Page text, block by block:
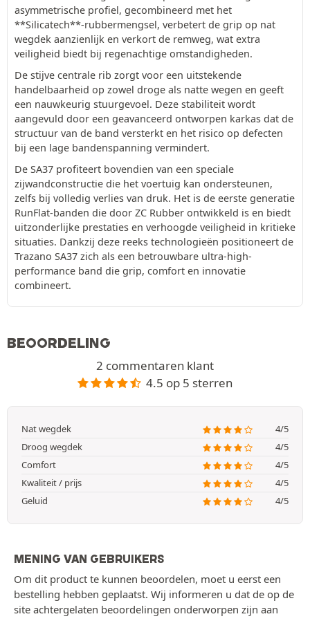
asymmetrische profiel, gecombineerd met het
**Silicatech**-rubbermengsel, verbetert de grip op nat
wegdek aanzienlijk en verkort de remweg, wat extra
veiligheid biedt bij regenachtige omstandigheden.
De stijve centrale rib zorgt voor een uitstekende
handelbaarheid op zowel droge als natte wegen en geeft
een nauwkeurig stuurgevoel. Deze stabiliteit wordt
aangevuld door een geavanceerd ontworpen karkas dat de
structuur van de band versterkt en het risico op defecten
bij een lage bandenspanning vermindert.
De SA37 profiteert bovendien van een speciale
zijwandconstructie die het voertuig kan ondersteunen,
zelfs bij volledig verlies van druk. Het is de eerste generatie
RunFlat-banden die door ZC Rubber ontwikkeld is en biedt
uitzonderlijke prestaties en verhoogde veiligheid in kritieke
situaties. Dankzij deze reeks technologieën positioneert de
Trazano SA37 zich als een betrouwbare ultra-high-
performance band die grip, comfort en innovatie
combineert.
BEOORDELING
2 commentaren klant
4.5 op 5 sterren
Nat wegdek
4/5
Droog wegdek
4/5
Comfort
4/5
Kwaliteit / prijs
4/5
Geluid
4/5
MENING VAN GEBRUIKERS
Om dit product te kunnen beoordelen, moet u eerst een
bestelling hebben geplaatst. Wij informeren u dat de op de
site achtergelaten beoordelingen onderworpen zijn aan